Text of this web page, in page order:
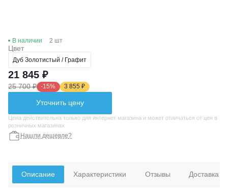
В наличии 2 шт
Цвет
Дуб Золотистый / Графит
21 845 ₽
25 700 ₽ -15% 3 855 ₽
Уточнить цену
Цена действительна только для интернет магазина и может отличаться от цен в
розничных магазинах
Нашли дешевле?
Описание Характеристики Отзывы Доставка